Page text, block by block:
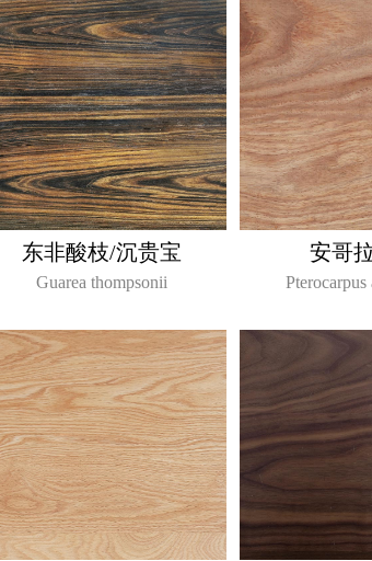
东非酸枝/沉贵宝
Guarea thompsonii
安哥
Pterocarpus